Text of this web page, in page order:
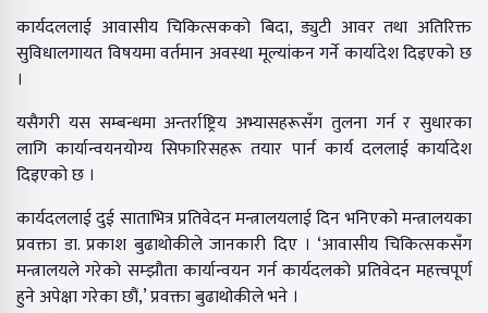
कार्यदललाई आवासीय चिकित्सकको बिदा, ड्युटी आवर तथा अतिरिक्त
सुविधालगायत विषयमा वर्तमान अवस्था मूल्यांकन गर्ने कार्यादेश दिइएको छ
।
यसैगरी यस सम्बन्धमा अन्तर्राष्ट्रिय अभ्यासहरूसँग तुलना गर्न र सुधारका
लागि कार्यान्वयनयोग्य सिफारिसहरू तयार पार्न कार्य दललाई कार्यादेश
दिइएको छ ।
कार्यदललाई दुई साताभित्र प्रतिवेदन मन्त्रालयलाई दिन भनिएको मन्त्रालयका
प्रवक्ता डा. प्रकाश बुढाथोकीले जानकारी दिए । ‘आवासीय चिकित्सकसँग
मन्त्रालयले गरेको सम्झौता कार्यान्वयन गर्न कार्यदलको प्रतिवेदन महत्त्वपूर्ण
हुने अपेक्षा गरेका छौं,’ प्रवक्ता बुढाथोकीले भने ।